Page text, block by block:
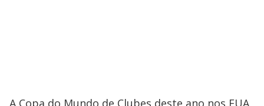
A Copa do Mundo de Clubes deste ano nos EUA